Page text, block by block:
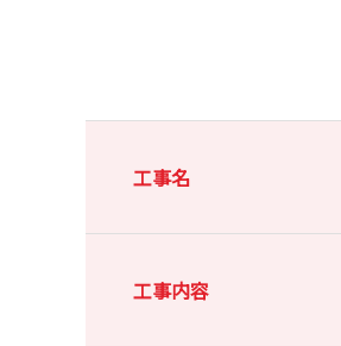
工事名
工事内容